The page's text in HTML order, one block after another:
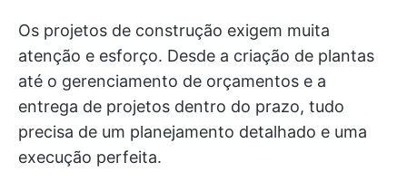
Os projetos de construção exigem muita
atenção e esforço. Desde a criação de plantas
até o gerenciamento de orçamentos e a
entrega de projetos dentro do prazo, tudo
precisa de um planejamento detalhado e uma
execução perfeita.